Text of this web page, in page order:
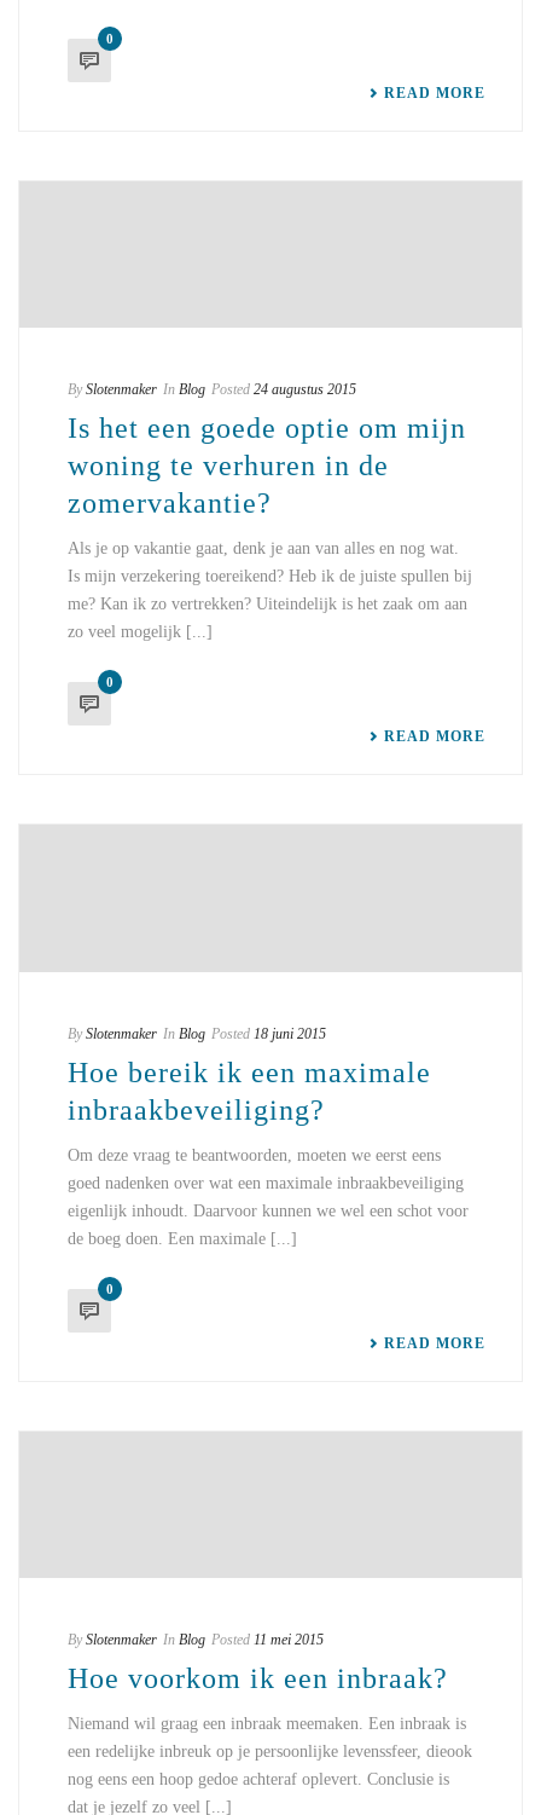
0
READ MORE
By Slotenmaker In Blog Posted 24 augustus 2015
Is het een goede optie om mijn
woning te verhuren in de
zomervakantie?
Als je op vakantie gaat, denk je aan van alles en nog wat.
Is mijn verzekering toereikend? Heb ik de juiste spullen bij
me? Kan ik zo vertrekken? Uiteindelijk is het zaak om aan
zo veel mogelijk [...]
0
READ MORE
By Slotenmaker In Blog Posted 18 juni 2015
Hoe bereik ik een maximale
inbraakbeveiliging?
Om deze vraag te beantwoorden, moeten we eerst eens
goed nadenken over wat een maximale inbraakbeveiliging
eigenlijk inhoudt. Daarvoor kunnen we wel een schot voor
de boeg doen. Een maximale [...]
0
READ MORE
By Slotenmaker In Blog Posted 11 mei 2015
Hoe voorkom ik een inbraak?
Niemand wil graag een inbraak meemaken. Een inbraak is
een redelijke inbreuk op je persoonlijke levenssfeer, dieook
nog eens een hoop gedoe achteraf oplevert. Conclusie is
dat je jezelf zo veel [...]